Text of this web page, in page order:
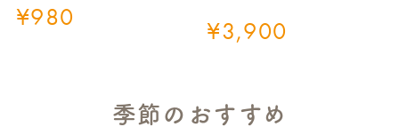
¥980 ¥3,900
季節のおすすめ